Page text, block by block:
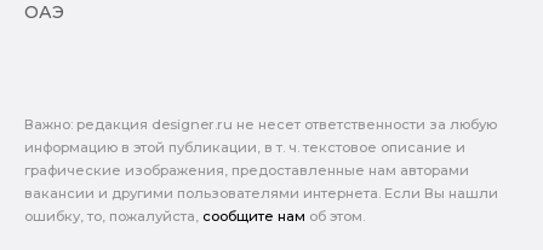
ОАЭ
Важно: pедакция designer.ru не несет ответственности за любую
информацию в этой публикации, в т. ч. текстовое описание и
графические изображения, предоставленные нам авторами
вакансии и другими пользователями интернета. Если Вы нашли
ошибку, то, пожалуйста, сообщите нам об этом.